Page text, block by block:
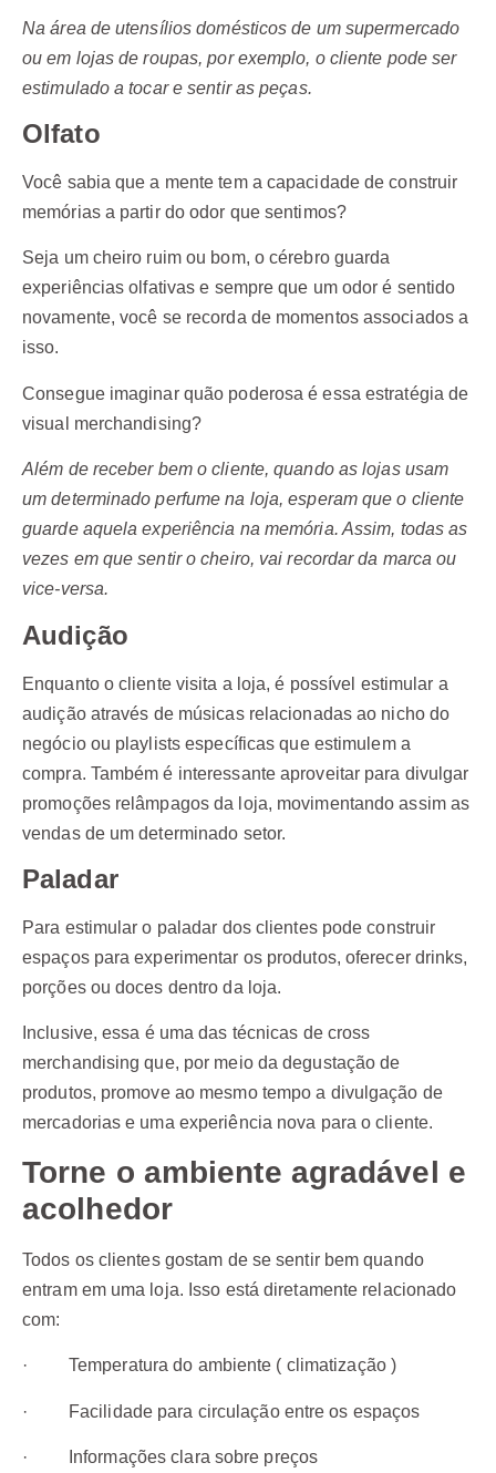
Na área de utensílios domésticos de um supermercado
ou em lojas de roupas, por exemplo, o cliente pode ser
estimulado a tocar e sentir as peças.
Olfato
Você sabia que a mente tem a capacidade de construir
memórias a partir do odor que sentimos?
Seja um cheiro ruim ou bom, o cérebro guarda
experiências olfativas e sempre que um odor é sentido
novamente, você se recorda de momentos associados a
isso.
Consegue imaginar quão poderosa é essa estratégia de
visual merchandising?
Além de receber bem o cliente, quando as lojas usam
um determinado perfume na loja, esperam que o cliente
guarde aquela experiência na memória. Assim, todas as
vezes em que sentir o cheiro, vai recordar da marca ou
vice-versa.
Audição
Enquanto o cliente visita a loja, é possível estimular a
audição através de músicas relacionadas ao nicho do
negócio ou playlists específicas que estimulem a
compra. Também é interessante aproveitar para divulgar
promoções relâmpagos da loja, movimentando assim as
vendas de um determinado setor.
Paladar
Para estimular o paladar dos clientes pode construir
espaços para experimentar os produtos, oferecer drinks,
porções ou doces dentro da loja.
Inclusive, essa é uma das técnicas de cross
merchandising que, por meio da degustação de
produtos, promove ao mesmo tempo a divulgação de
mercadorias e uma experiência nova para o cliente.
Torne o ambiente agradável e
acolhedor
Todos os clientes gostam de se sentir bem quando
entram em uma loja. Isso está diretamente relacionado
com:
· Temperatura do ambiente ( climatização )
· Facilidade para circulação entre os espaços
· Informações clara sobre preços